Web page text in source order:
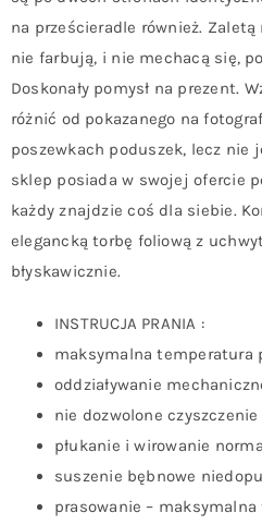
na prześcieradle również.
nie farbują, i nie mechacą się,
Doskonały pomysł na prezent.
różnić od pokazanego na
poszewkach poduszek, lecz nie
sklep posiada w swojej ofercie
każdy znajdzie coś dla siebie.
elegancką torbę foliową z
błyskawicznie.
INSTRUCJA PRANIA :
maksymalna temperatura
oddziaływanie
nie dozwolone
płukanie i wirowanie
suszenie bębnowe
prasowanie –